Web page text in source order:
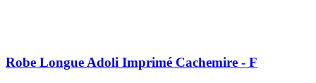
Robe Longue Adoli Imprimé Cachemire - F